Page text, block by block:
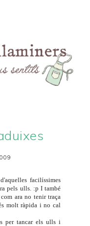
facilíssimes
pels ulls. :p I també
ara no tenir traça
molt ràpida i no cal
per tancar els ulls i